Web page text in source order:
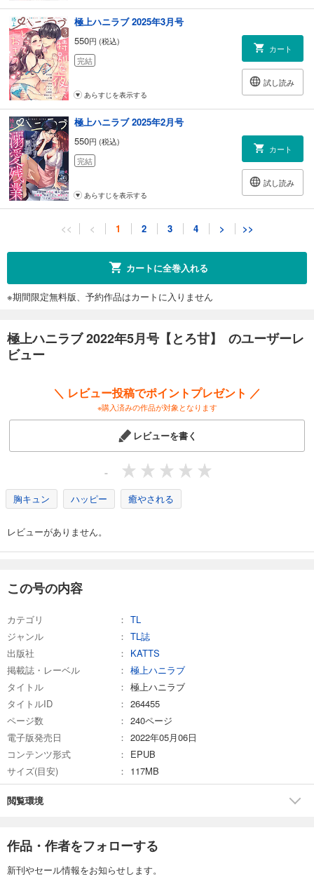
極上ハニラブ 2025年3月号
550円 (税込)
完結
カート
試し読み
あらすじを表示する
極上ハニラブ 2025年2月号
550円 (税込)
完結
カート
試し読み
あらすじを表示する
極上ハニラブ 2025年1月号
試し読み
あらすじを表示する
550円 (税込)
カート
あらすじを表示する
極上ハニラブ 2024年11月号
円 (税込)
カート
あらすじを表示する
カート
極上ハニラブ 2024年9月号
極上ハニラブ 2024年8月号
試し読み
550円 (税込)
<< < 1 2 3 4 > >>
カートに全巻入れる
※期間限定無料版、予約作品はカートに入りません
極上ハニラブ 2022年5月号【とろ甘】 のユーザーレ
ビュー
＼ レビュー投稿でポイントプレゼント ／
※購入済みの作品が対象となります
レビューを書く
-
胸キュン ハッピー 癒やされる
レビューがありません。
この号の内容
カテゴリ
TL
ジャンル
TL誌
出版社
KATTS
掲載誌・レーベル
極上ハニラブ
タイトル
極上ハニラブ
タイトルID
264455
ページ数
240ページ
電子版発売日
2022年05月06日
コンテンツ形式
EPUB
サイズ(目安)
117MB
閲覧環境
作品・作者をフォローする
新刊やセール情報をお知らせします。